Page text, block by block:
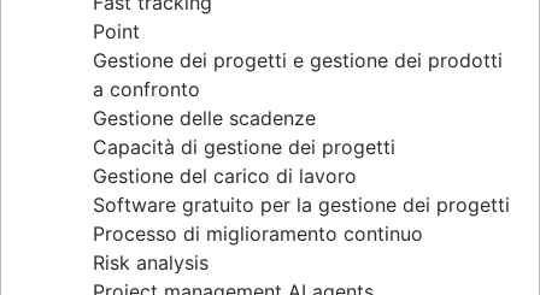
Point
Gestione dei progetti e gestione dei prodotti
a confronto
Gestione delle scadenze
Capacità di gestione dei progetti
Gestione del carico di lavoro
Software gratuito per la gestione dei progetti
Processo di miglioramento continuo
Risk analysis